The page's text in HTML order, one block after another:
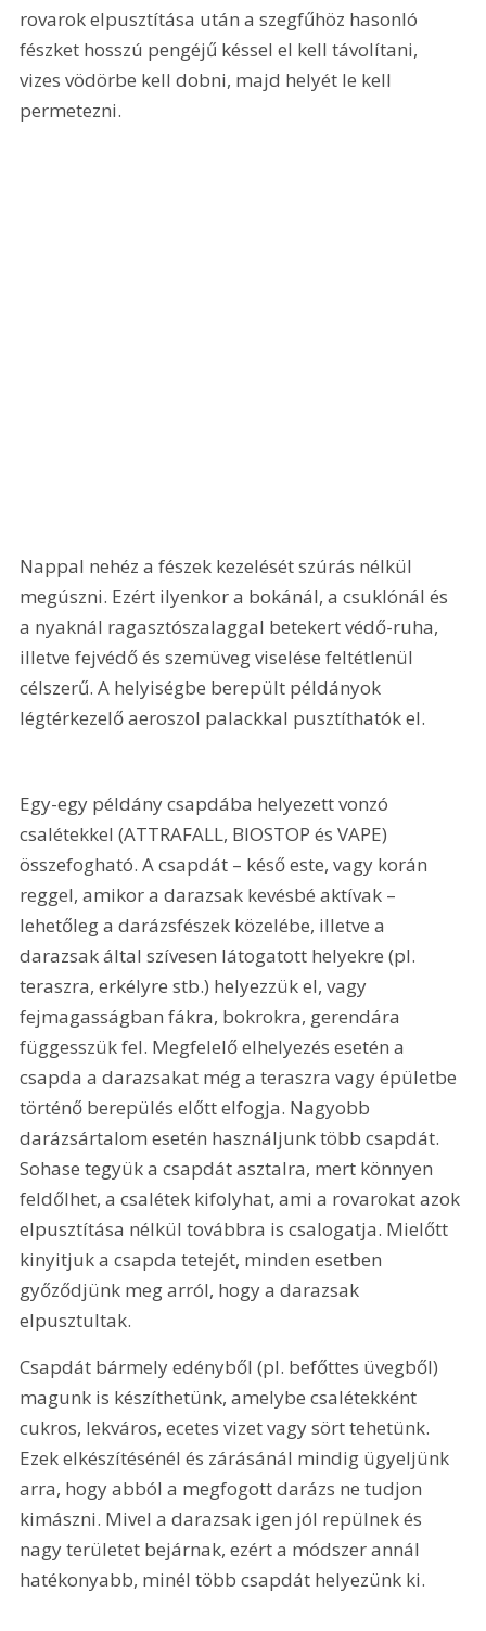
rovarok elpusztítása után a szegfűhöz hasonló
fészket hosszú pengéjű késsel el kell távolítani,
vizes vödörbe kell dobni, majd helyét le kell
permetezni.
Nappal nehéz a fészek kezelését szúrás nélkül
megúszni. Ezért ilyenkor a bokánál, a csuklónál és
a nyaknál ragasztószalaggal betekert védő-ruha,
illetve fejvédő és szemüveg viselése feltétlenül
célszerű. A helyiségbe berepült példányok
légtérkezelő aeroszol palackkal pusztíthatók el.
Egy-egy példány csapdába helyezett vonzó
csalétekkel (ATTRAFALL, BIOSTOP és VAPE)
összefogható. A csapdát – késő este, vagy korán
reggel, amikor a darazsak kevésbé aktívak –
lehetőleg a darázsfészek közelébe, illetve a
darazsak által szívesen látogatott helyekre (pl.
teraszra, erkélyre stb.) helyezzük el, vagy
fejmagasságban fákra, bokrokra, gerendára
függesszük fel. Megfelelő elhelyezés esetén a
csapda a darazsakat még a teraszra vagy épületbe
történő berepülés előtt elfogja. Nagyobb
darázsártalom esetén használjunk több csapdát.
Sohase tegyük a csapdát asztalra, mert könnyen
feldőlhet, a csalétek kifolyhat, ami a rovarokat azok
elpusztítása nélkül továbbra is csalogatja. Mielőtt
kinyitjuk a csapda tetejét, minden esetben
győződjünk meg arról, hogy a darazsak
elpusztultak.
Csapdát bármely edényből (pl. befőttes üvegből)
magunk is készíthetünk, amelybe csalétekként
cukros, lekváros, ecetes vizet vagy sört tehetünk.
Ezek elkészítésénél és zárásánál mindig ügyeljünk
arra, hogy abból a megfogott darázs ne tudjon
kimászni. Mivel a darazsak igen jól repülnek és
nagy területet bejárnak, ezért a módszer annál
hatékonyabb, minél több csapdát helyezünk ki.